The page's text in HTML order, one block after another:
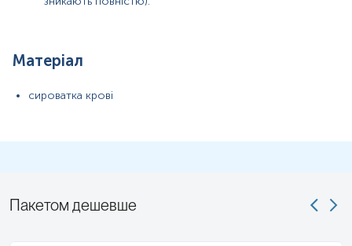
максимально можливу паузу між годуваннями.
протягом 30 хв).
Не курити протягом 3 годин до аналізу.
Примітка!
Матеріал
сироватка крові
Пакетом дешевше